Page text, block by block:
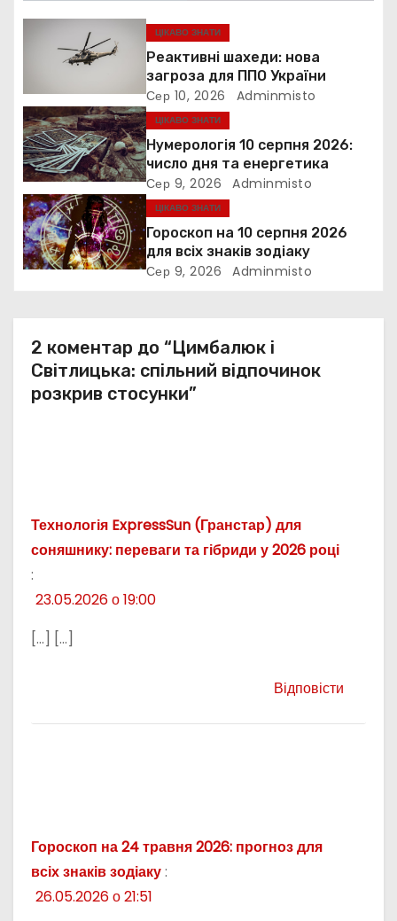
я
а
п
и
с
і
в
ЦІКАВО ЗНАТИ
Реактивні шахеди: нова
загроза для ППО України
Сер 10, 2026 Adminmisto
ЦІКАВО ЗНАТИ
Нумерологія 10 серпня 2026:
число дня та енергетика
Сер 9, 2026 Adminmisto
ЦІКАВО ЗНАТИ
Гороскоп на 10 серпня 2026
для всіх знаків зодіаку
Сер 9, 2026 Adminmisto
2 коментар до “Цимбалюк і
Світлицька: спільний відпочинок
розкрив стосунки”
Технологія ExpressSun (Гранстар) для
соняшнику: переваги та гібриди у 2026 році
:
23.05.2026 о 19:00
[…] […]
Відповісти
Гороскоп на 24 травня 2026: прогноз для
всіх знаків зодіаку:
26.05.2026 о 21:51